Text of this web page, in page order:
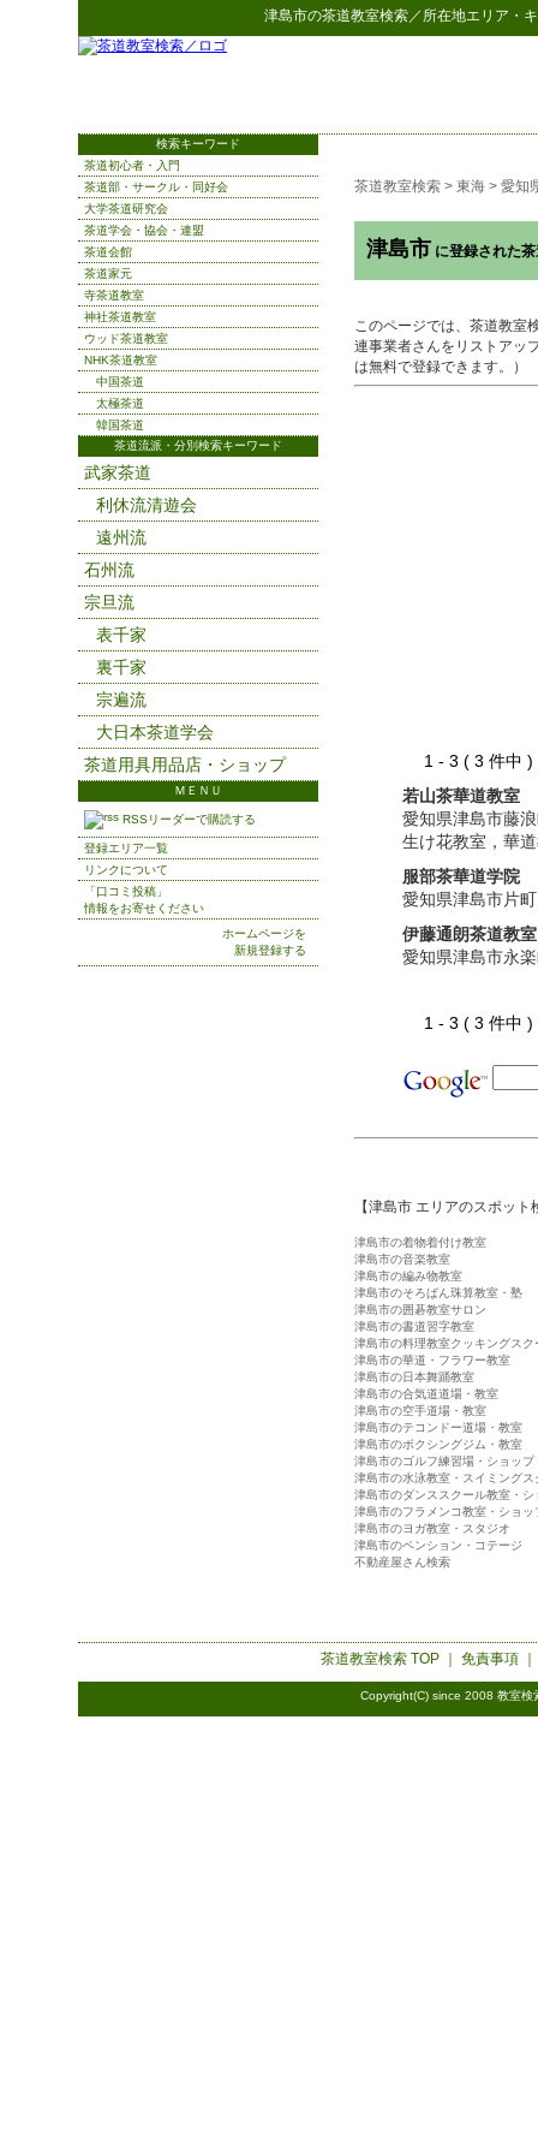
津島市の茶道教室検索／所在地エリア・
茶道教室検索 > 東海 > 愛知
津島市 に登録された
このページでは、茶道教室
連事業者さんをリストアッ
は無料で登録できます。）
1 - 3 ( 3 件
若山茶華道教室
愛知県津島市藤
生け花教室，華
服部茶華道学院
愛知県津島市片
伊藤通朗茶道教室
愛知県津島市永
1 - 3 ( 3 件
【津島市 エリアのスポット
津島市の着物着付け教室
津島市の音楽教室
津島市の編み物教室
津島市のそろばん珠算教室・塾
津島市の囲碁教室サロン
津島市の書道習字教室
津島市の料理教室クッキングスク
津島市の華道・フラワー教室
津島市の日本舞踊教室
津島市の合気道道場・教室
津島市の空手道場・教室
津島市のテコンドー道場・教室
津島市のボクシングジム・教室
津島市のゴルフ練習場・ショップ
津島市の水泳教室・スイミングス
津島市のダンススクール教室・シ
津島市のフラメンコ教室・ショッ
津島市のヨガ教室・スタジオ
津島市のペンション・コテージ
不動産屋さん検索
検索キーワード
茶道初心者・入門
茶道部・サークル・同好会
大学茶道研究会
茶道学会・協会・連盟
茶道会館
茶道家元
寺茶道教室
神社茶道教室
ウッド茶道教室
NHK茶道教室
中国茶道
太極茶道
韓国茶道
茶道流派・分別検索キーワード
武家茶道
利休流清遊会
遠州流
石州流
宗旦流
表千家
裏千家
宗遍流
大日本茶道学会
茶道用具用品店・ショップ
ＭＥＮＵ
RSSリーダーで購読する
登録エリア一覧
リンクについて
「口コミ投稿」
情報をお寄せください
ホームページを
新規登録する
茶道教室検索TOP ｜ 免責事項
Copyright(C) since 2008 教室検